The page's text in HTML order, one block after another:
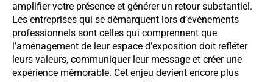
amplifier votre présence et générer un retour substantiel.
Les entreprises qui se démarquent lors d’événements
professionnels sont celles qui comprennent que
l’aménagement de leur espace d’exposition doit refléter
leurs valeurs, communiquer leur message et créer une
expérience mémorable. Cet enjeu devient encore plus